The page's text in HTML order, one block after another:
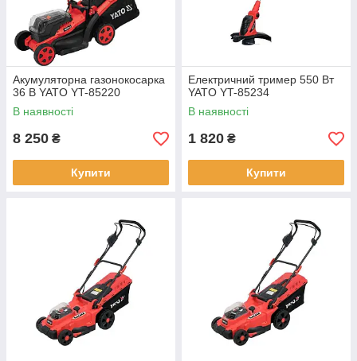
Акумуляторна газонокосарка
36 В YATO YT-85220
В наявності
8 250 ₴
Купити
Електричний тример 550 Вт
YATO YT-85234
В наявності
1 820 ₴
Купити